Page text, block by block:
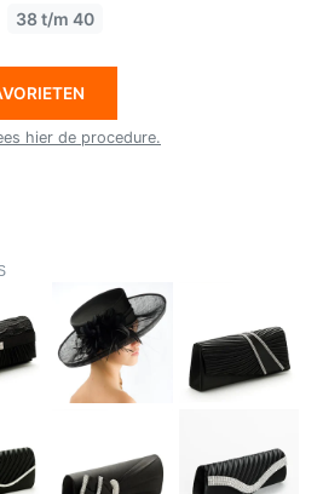
38 t/m 40
hier de procedure.